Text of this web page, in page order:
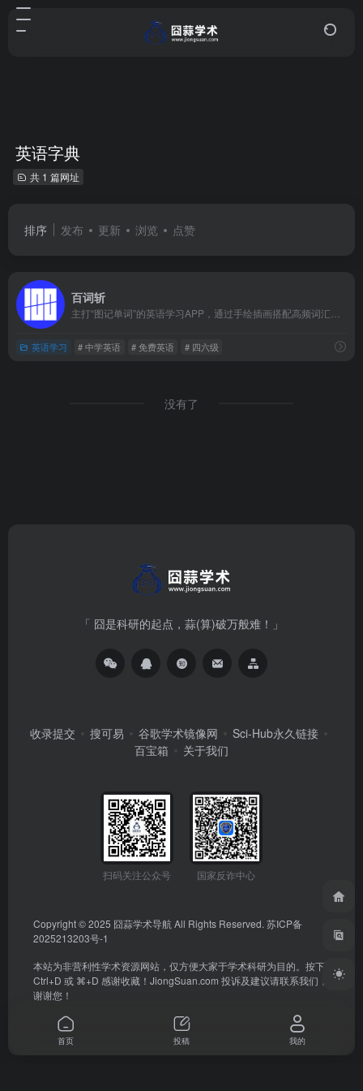
英语字典
共 1 篇网址
排序 发布 更新 浏览 点赞
百词斩
英语学习 # 中学英语 # 免费英语 # 四六级
没有了
「 囧是科研的起点，蒜(算)破万般难！」
收录提交 搜可易 谷歌学术镜像网
Sci-Hub永久链接
百宝箱
关于我们
扫码关注公众号 国家反诈中心
Copyright © 2025 囧蒜学术导航 All Rights Reserved. 苏ICP备
2025213203号-1
本站为非营利性学术资源网站，仅方便大家于学术科研为目的。按下
Ctrl+D 或 ⌘+D 感谢收藏！ JiongSuan.com 投诉及建议请联系我们，
谢谢您！
首页 投稿 我的